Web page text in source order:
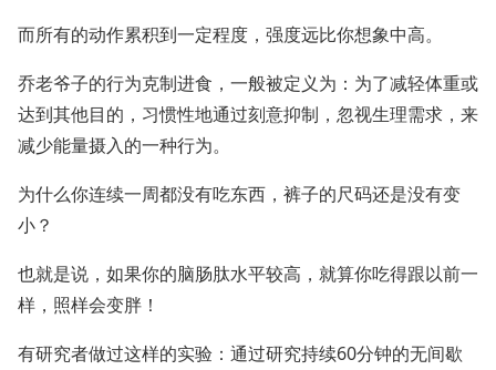
而所有的动作累积到一定程度，强度远比你想象中高。
乔老爷子的行为克制进食，一般被定义为：为了减轻体重或
达到其他目的，习惯性地通过刻意抑制，忽视生理需求，来
减少能量摄入的一种行为。
为什么你连续一周都没有吃东西，裤子的尺码还是没有变
小？
也就是说，如果你的脑肠肽水平较高，就算你吃得跟以前一
样，照样会变胖！
有研究者做过这样的实验：通过研究持续60分钟的无间歇